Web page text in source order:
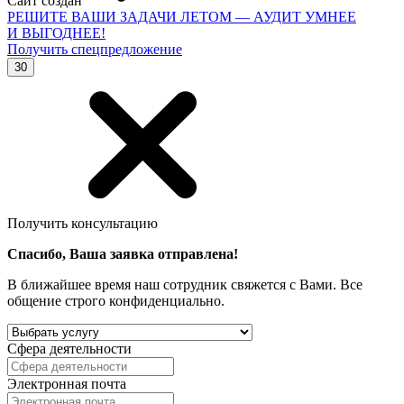
РЕШИТЕ ВАШИ ЗАДАЧИ ЛЕТОМ — АУДИТ УМНЕЕ
И ВЫГОДНЕЕ!
Получить спецпредложение
30
Получить консультацию
Спасибо, Ваша заявка отправлена!
В ближайшее время наш сотрудник свяжется с Вами. Все
общение строго конфиденциально.
Сфера деятельности
Электронная почта